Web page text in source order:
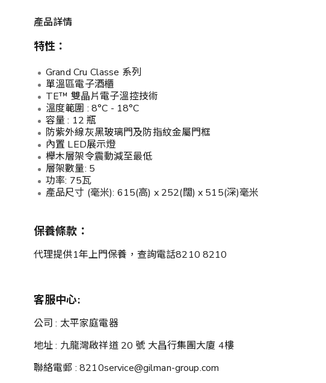
產品詳情
特性：
Grand Cru Classe 系列
單溫區電子酒櫃
TE™ 雙晶片電子溫控技術
溫度範圍 : 8°C - 18°C
容量 : 12 瓶
防紫外線灰黑玻璃門及防指紋金屬門框
內置 LED展示燈
櫸木層架令震動減至最低
層架數量: 5
功率: 75瓦
產品尺寸 (毫米): 615(高) x 252(闊) x 515(深)毫米
保養條款：
代理提供1年上門保養，查詢電話8210 8210
客服中心:
公司 : 太平家庭電器
地址 : 九龍灣啟祥道 20 號 大昌行集團大廈 4樓
聯絡電郵 : 8210service@gilman-group.com